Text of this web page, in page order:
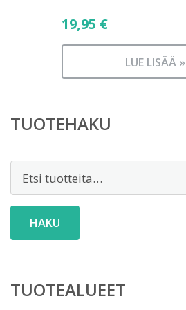
19,95 €
LUE LISÄÄ »
TUOTEHAKU
HAKU
TUOTEALUEET